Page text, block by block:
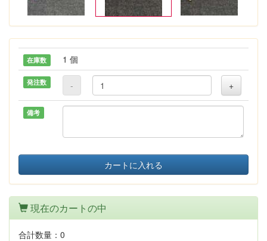
在庫数 1 個
発注数 - +
備考
カートに入れる
現在のカートの中
合計数量： 0